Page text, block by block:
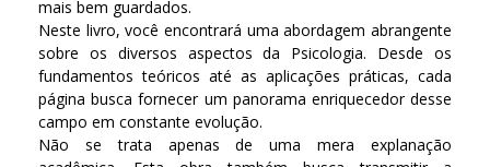
mais bem guardados.
Neste livro, você encontrará uma abordagem abrangente
sobre os diversos aspectos da Psicologia. Desde os
fundamentos teóricos até as aplicações práticas, cada
página busca fornecer um panorama enriquecedor desse
campo em constante evolução.
Não se trata apenas de uma mera explanação